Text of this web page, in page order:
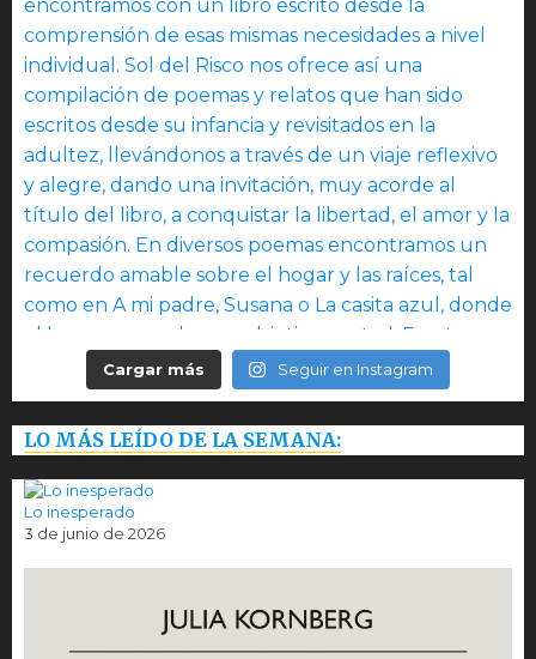
Cargar más Seguir en Instagram
LO MÁS LEÍDO DE LA SEMANA:
Lo inesperado
3 de junio de 2026